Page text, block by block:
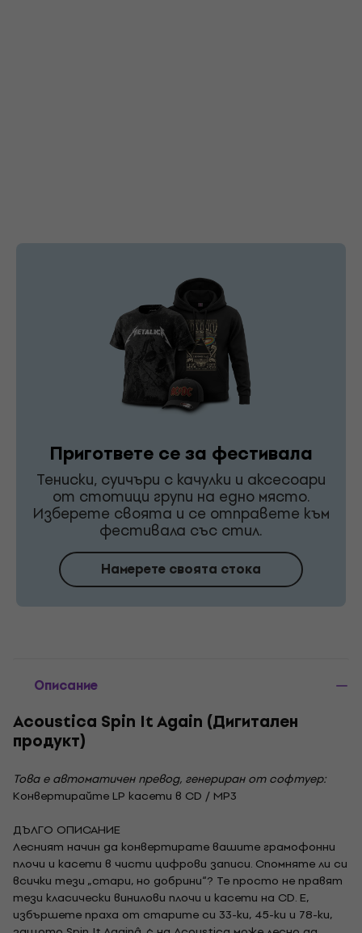
Пригответе се за фестивала
Тениски, суичъри с качулки и аксесоари
от стотици групи на едно място.
Изберете своята и се отправете към
фестивала със стил.
Намерете своята стока
Описание
Acoustica Spin It Again (Дигитален
продукт)
Това е автоматичен превод, генериран от софтуер:
Конвертирайте LP касети в CD / MP3
ДЪЛГО ОПИСАНИЕ
Лесният начин да конвертирате вашите грамофонни
плочи и касети в чисти цифрови записи. Спомняте ли си
всички тези „стари, но добрини“? Те просто не правят
тези класически винилови плочи и касети на CD. Е,
избършете праха от старите си 33-ки, 45-ки и 78-ки,